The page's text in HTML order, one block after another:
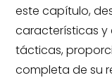
este capítulo,
características y
tácticas,
completa de su